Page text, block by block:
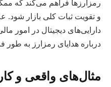
رمزارزها فراهم می‌کند که
و تقویت ثبات کلی بازار شود.
دارایی‌های دیجیتال در امور
درباره هدایای رمزارز به طور
مثال‌های واقعی و